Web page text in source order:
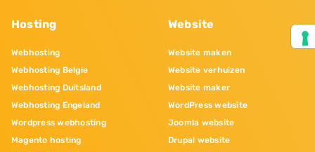
Hosting
Webhosting
Webhosting Belgie
Webhosting Duitsland
Webhosting Engeland
Wordpress webhosting
Magento hosting
Website
Website maken
Website verhuizen
Website maker
WordPress website
Joomla website
Drupal website